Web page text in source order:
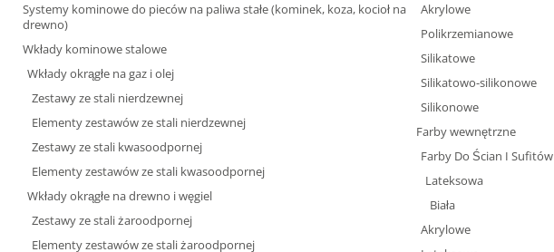
Systemy kominowe do pieców na paliwa stałe (kominek, koza, kocioł na
drewno)
Wkłady kominowe stalowe
Wkłady okrągłe na gaz i olej
Zestawy ze stali nierdzewnej
Elementy zestawów ze stali nierdzewnej
Zestawy ze stali kwasoodpornej
Elementy zestawów ze stali kwasoodpornej
Wkłady okrągłe na drewno i węgiel
Zestawy ze stali żaroodpornej
Elementy zestawów ze stali żaroodpornej
Akrylowe
Polikrzemianowe
Silikatowe
Silikatowo-silikonowe
Silikonowe
Farby wewnętrzne
Farby Do Ścian I Sufitów
Lateksowa
Biała
Akrylowe